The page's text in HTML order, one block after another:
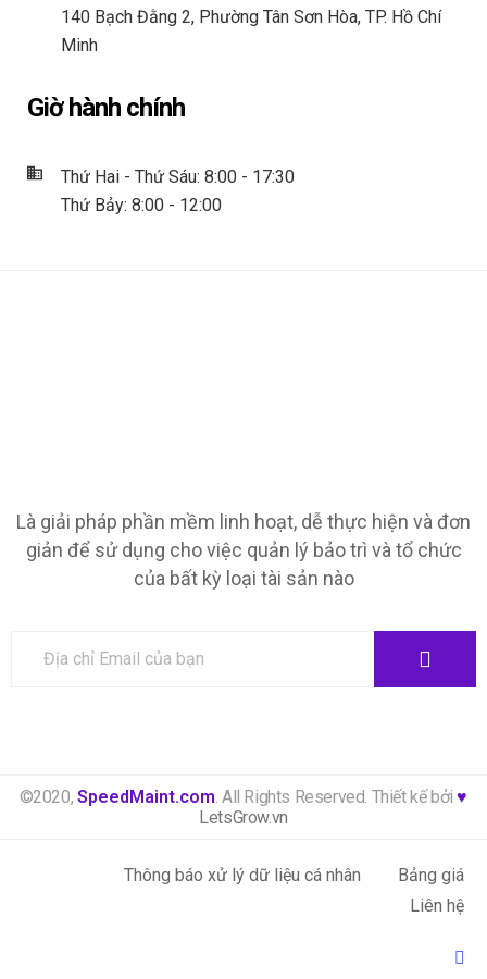
140 Bạch Đằng 2, Phường Tân Sơn Hòa, TP. Hồ Chí
Minh
Giờ hành chính
Thứ Hai - Thứ Sáu: 8:00 - 17:30
Thứ Bảy: 8:00 - 12:00
Là giải pháp phần mềm linh hoạt, dễ thực hiện và đơn
giản để sử dụng cho việc quản lý bảo trì và tổ chức
của bất kỳ loại tài sản nào
©2020, SpeedMaint.com . All Rights Reserved. Thiết kế bởi♥
LetsGrow.vn
Thông báo xử lý dữ liệu cá nhân
Bảng giá
Liên hệ